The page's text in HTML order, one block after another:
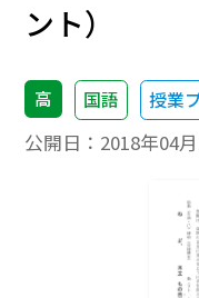
ント）
高 国語 授業
公開日： 2018年04